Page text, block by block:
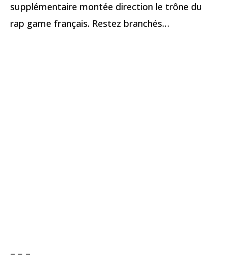
supplémentaire montée direction le trône du
rap game français. Restez branchés…
– – –